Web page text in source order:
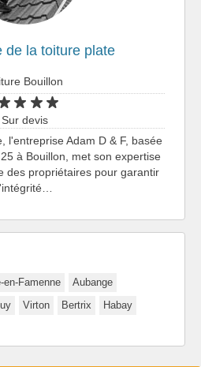
de la toiture plate
Bouillon
Sur devis
l'entreprise Adam D & F, basée
à Bouillon, met son expertise
des propriétaires pour garantir
en-Famenne
Aubange
Virton Bertrix
Habay